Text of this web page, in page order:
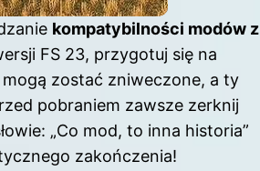
kompatybilności modów z
FS 23, przygotuj się na
zostać zniweczone, a ty
pobraniem zawsze zerknij
„Co mod, to inna historia”
zakończenia!